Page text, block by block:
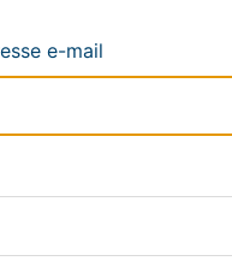
e-mail